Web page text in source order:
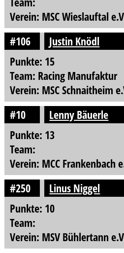
Verein: MSC Wieslauftal
#106
Justin Knödl
Punkte: 15
Team: Racing Manufaktur
Verein: MSC Schnaitheim
#10
Lenny Bäuerle
Punkte: 13
Team:
Verein: MCC Frankenbach
#250
Linus Niggel
Punkte: 10
Team:
Verein: MSV Bühlertann